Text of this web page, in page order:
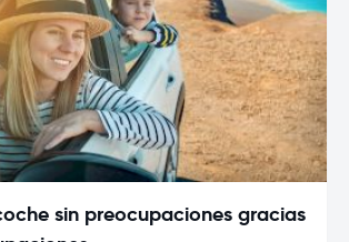
sin preocupaciones gracias